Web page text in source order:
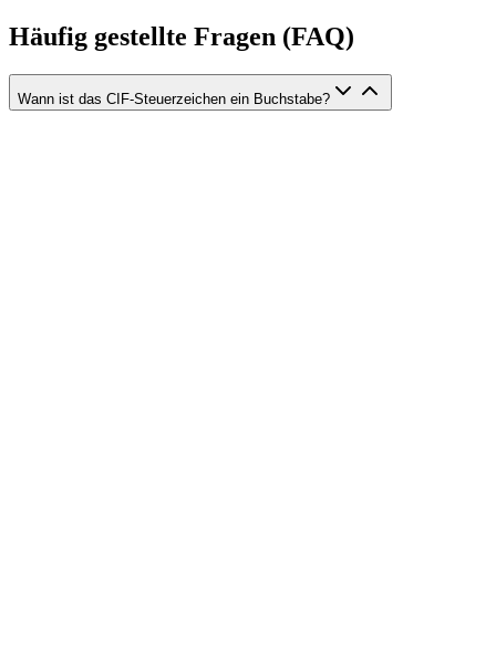
Häufig gestellte Fragen (FAQ)
Wann ist das CIF-Steuerzeichen ein Buchstabe?